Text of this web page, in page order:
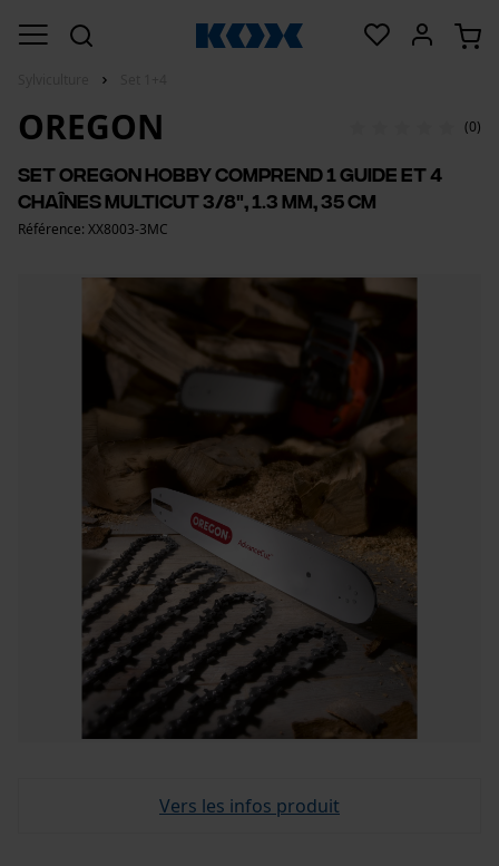
OREGON (0)
Set Oregon Hobby comprend 1 guide et 4
chaînes MultiCut 3/8", 1.3 mm, 35 cm
Référence: XX8003-3MC
Vers les infos produit